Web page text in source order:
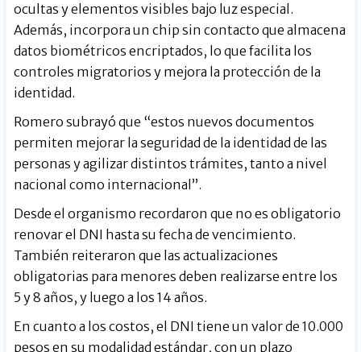
ocultas y elementos visibles bajo luz especial.
Además, incorpora un chip sin contacto que almacena
datos biométricos encriptados, lo que facilita los
controles migratorios y mejora la protección de la
identidad.
Romero subrayó que “estos nuevos documentos
permiten mejorar la seguridad de la identidad de las
personas y agilizar distintos trámites, tanto a nivel
nacional como internacional”.
Desde el organismo recordaron que no es obligatorio
renovar el DNI hasta su fecha de vencimiento.
También reiteraron que las actualizaciones
obligatorias para menores deben realizarse entre los
5 y 8 años, y luego a los 14 años.
En cuanto a los costos, el DNI tiene un valor de 10.000
pesos en su modalidad estándar, con un plazo